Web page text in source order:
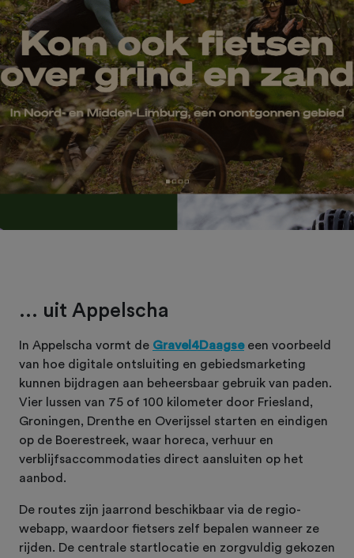
... uit Appelscha
In Appelscha vormt de Gravel4Daagseeen voorbeeld
van hoe digitale ontsluiting en gebiedsmarketing
kunnen bijdragen aan beheersbaar gebruik van paden.
Vier lussen van 75 of 100 kilometer door Friesland,
Groningen, Drenthe en Overijssel starten en eindigen
op de Boerestreek, waar horeca, verhuur en
verblijfsaccommodaties direct aansluiten op het
aanbod.
De routes zijn jaarrond beschikbaar via de regio-
webapp, waardoor fietsers zelf bepalen wanneer ze
rijden. De centrale startlocatie en zorgvuldig gekozen